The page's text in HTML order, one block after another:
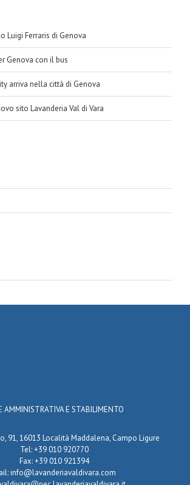
Luigi Ferraris di Genova
Genova con il bus
arriva nella città di Genova
sito Lavanderia Val di Vara
AMMINISTRATIVA E STABILIMENTO
91, 16013 Località Maddalena, Campo Ligure
Tel: +39 010 920770
Fax: +39 010 921394
info@lavanderiavaldivara.com